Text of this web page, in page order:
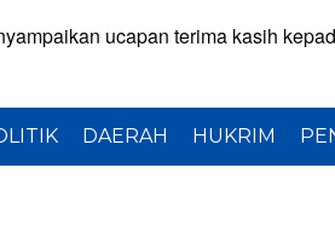
DAERAH HUKRIM
ucapan terima kasih